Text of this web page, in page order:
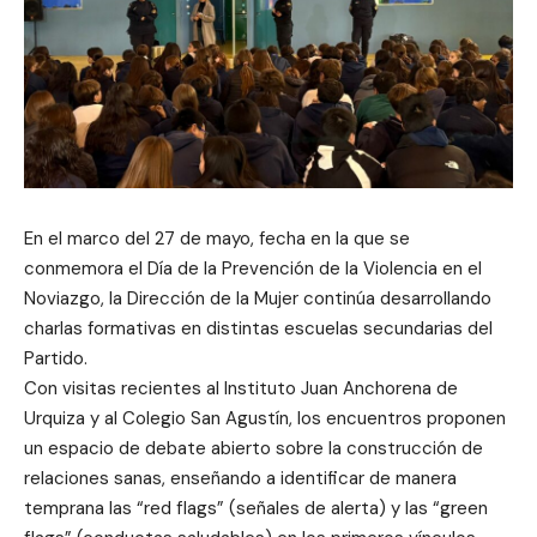
En el marco del 27 de mayo, fecha en la que se
conmemora el Día de la Prevención de la Violencia en el
Noviazgo, la Dirección de la Mujer continúa desarrollando
charlas formativas en distintas escuelas secundarias del
Partido.
Con visitas recientes al Instituto Juan Anchorena de
Urquiza y al Colegio San Agustín, los encuentros proponen
un espacio de debate abierto sobre la construcción de
relaciones sanas, enseñando a identificar de manera
temprana las “red flags” (señales de alerta) y las “green